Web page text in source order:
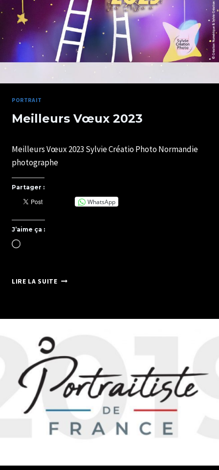
PORTRAIT
Meilleurs Vœux 2023
SYLVIE
CHATELAIS
Meilleurs Vœux 2023 Sylvie Créatio Photo Normandie
photographe
Partager :
WhatsApp
J’aime ça :
Chargement…
LIRE LA SUITEMEILLEURS